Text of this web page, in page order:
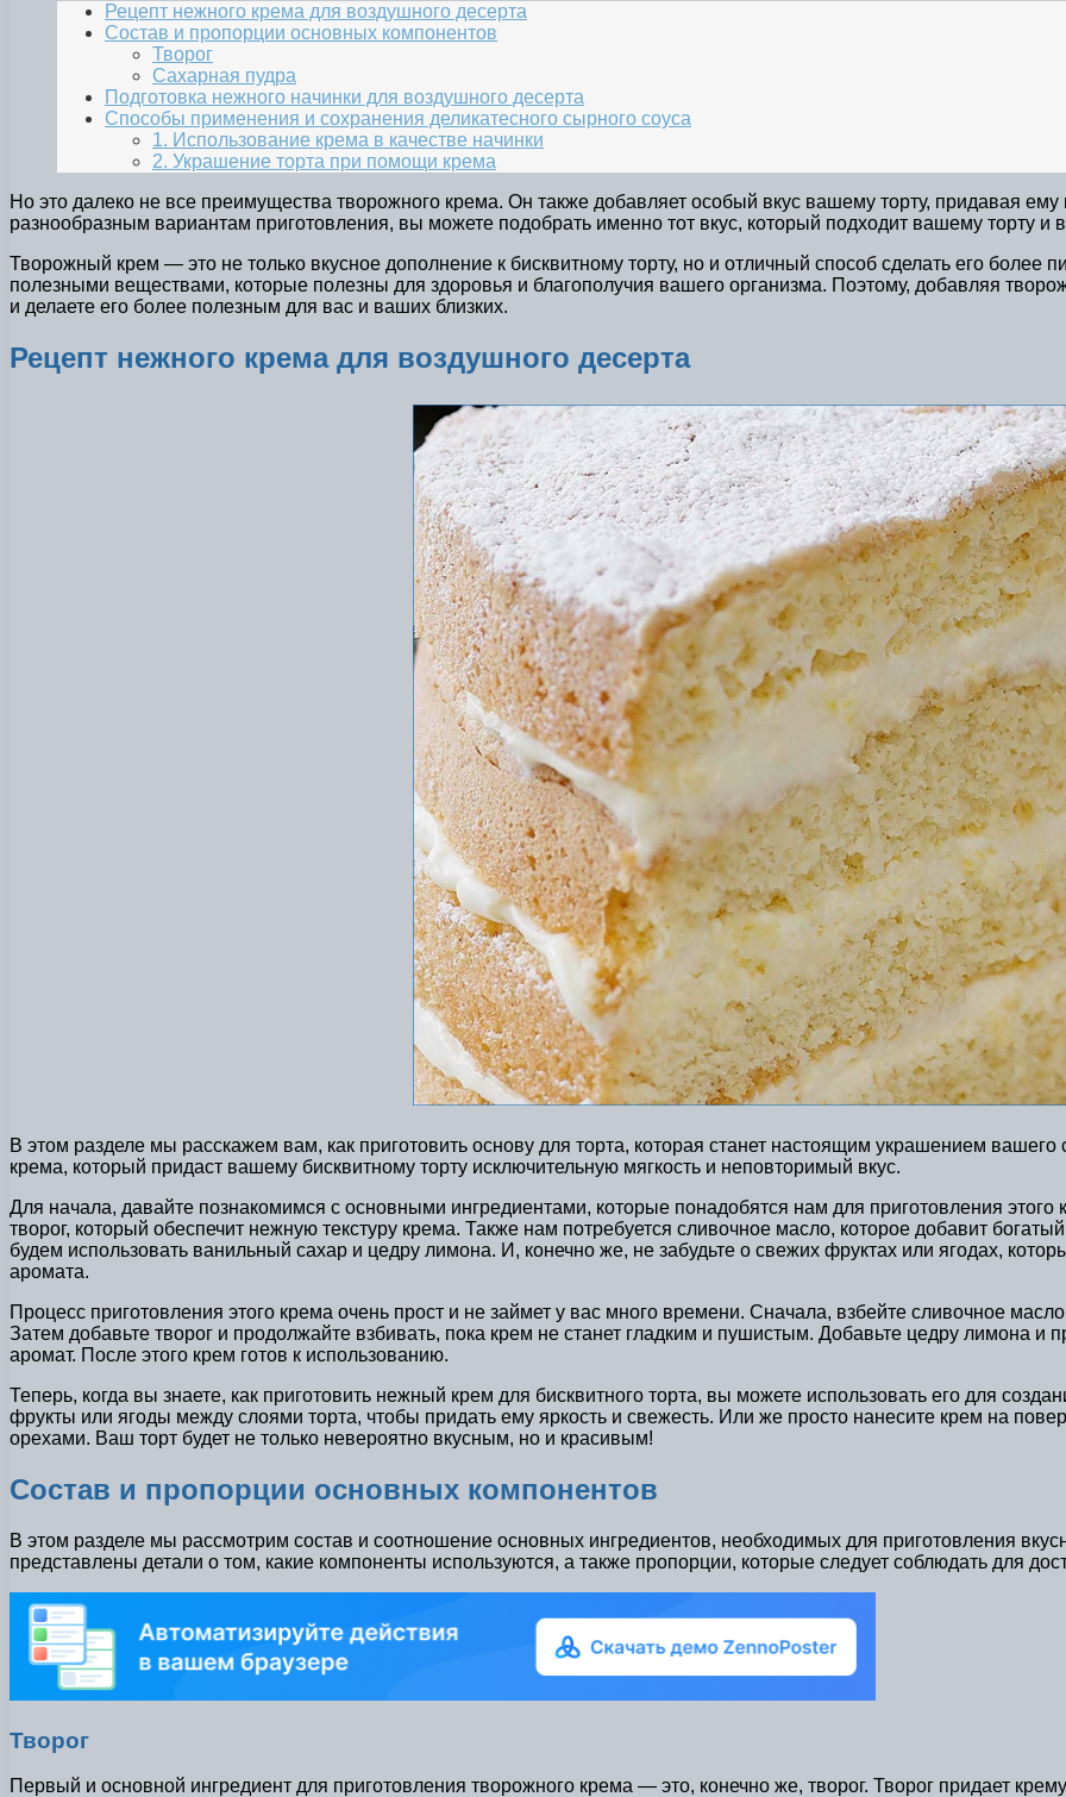
Рецепт нежного крема для воздушного десерта
Состав и пропорции основных компонентов
Творог
Сахарная пудра
Подготовка нежного начинки для воздушного десерта
Способы применения и сохранения деликатесного сырного соуса
1. Использование крема в качестве начинки
2. Украшение торта при помощи крема
Но это далеко не все преимущества творожного крема. Он также добавляет особый вкус вашему торту, придавая
разнообразным вариантам приготовления, вы можете подобрать именно тот вкус, который подходит вашему торту
Творожный крем — это не только вкусное дополнение к бисквитному торту, но и отличный способ сделать его более
полезными веществами, которые полезны для здоровья и благополучия вашего организма. Поэтому, добавляя
и делаете его более полезным для вас и ваших близких.
Рецепт нежного крема для воздушного десерта
В этом разделе мы расскажем вам, как приготовить основу для торта, которая станет настоящим украшением
крема, который придаст вашему бисквитному торту исключительную мягкость и неповторимый вкус.
Для начала, давайте познакомимся с основными ингредиентами, которые понадобятся нам для приготовления
творог, который обеспечит нежную текстуру крема. Также нам потребуется сливочное масло, которое добавит
будем использовать ванильный сахар и цедру лимона. И, конечно же, не забудьте о свежих фруктах или ягодах,
аромата.
Процесс приготовления этого крема очень прост и не займет у вас много времени. Сначала, взбейте сливочное
Затем добавьте творог и продолжайте взбивать, пока крем не станет гладким и пушистым. Добавьте цедру лимона и
аромат. После этого крем готов к использованию.
Теперь, когда вы знаете, как приготовить нежный крем для бисквитного торта, вы можете использовать его для
фрукты или ягоды между слоями торта, чтобы придать ему яркость и свежесть. Или же просто нанесите крем на
орехами. Ваш торт будет не только невероятно вкусным, но и красивым!
Состав и пропорции основных компонентов
В этом разделе мы рассмотрим состав и соотношение основных ингредиентов, необходимых для приготовления
представлены детали о том, какие компоненты используются, а также пропорции, которые следует соблюдать для
Творог
Первый и основной ингредиент для приготовления творожного крема — это, конечно же, творог. Творог придает